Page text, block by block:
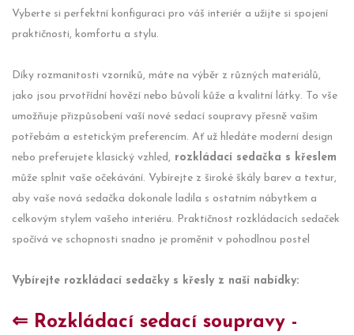
Vyberte si perfektní konfiguraci pro váš interiér a užijte si spojení
praktičnosti, komfortu a stylu.
Díky rozmanitosti vzorníků, máte na výběr z různých materiálů,
jako jsou prvotřídní hovězí nebo bůvolí kůže a kvalitní látky. To vše
umožňuje přizpůsobení vaší nové sedací soupravy přesně vašim
potřebám a estetickým preferencím. Ať už hledáte moderní design
nebo preferujete klasický vzhled, rozkládací sedačka s křeslem
může splnit vaše očekávání. Vybírejte z široké škály barev a textur,
aby vaše nová sedačka dokonale ladila s ostatním nábytkem a
celkovým stylem vašeho interiéru. Praktičnost rozkládacích sedaček
spočívá ve schopnosti snadno je proměnit v pohodlnou postel
Vybírejte rozkládací sedačky s křesly z naší nabídky:
⇐ Rozkládací sedací soupravy -